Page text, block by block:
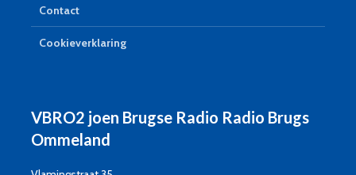
Contact
Cookieverklaring
VBRO2 joen Brugse Radio Radio Brugs
Ommeland